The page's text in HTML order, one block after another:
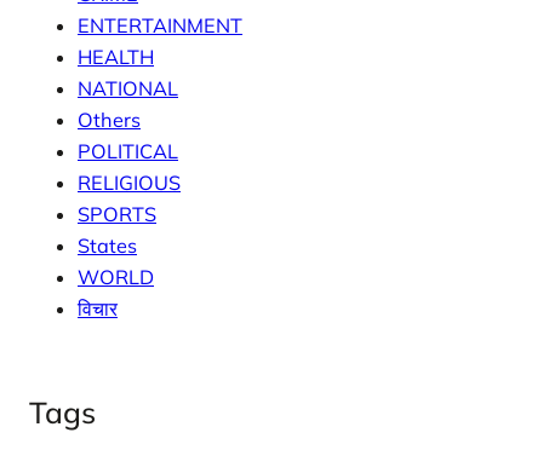
ENTERTAINMENT
HEALTH
NATIONAL
Others
POLITICAL
RELIGIOUS
SPORTS
States
WORLD
विचार
Tags